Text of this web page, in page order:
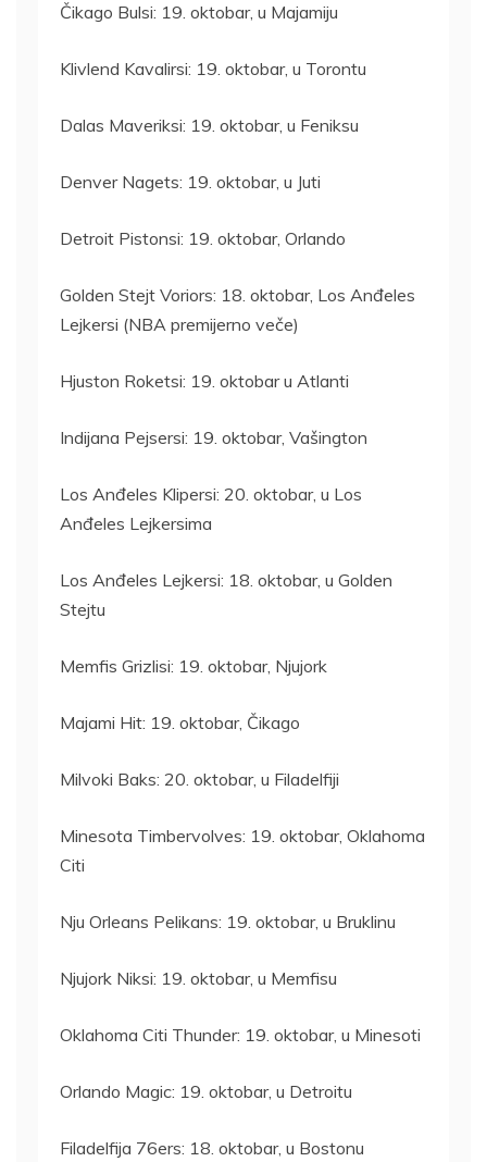
Čikago Bulsi: 19. oktobar, u Majamiju
Klivlend Kavalirsi: 19. oktobar, u Torontu
Dalas Maveriksi: 19. oktobar, u Feniksu
Denver Nagets: 19. oktobar, u Juti
Detroit Pistonsi: 19. oktobar, Orlando
Golden Stejt Voriors: 18. oktobar, Los Anđeles
Lejkersi (NBA premijerno veče)
Hjuston Roketsi: 19. oktobar u Atlanti
Indijana Pejsersi: 19. oktobar, Vašington
Los Anđeles Klipersi: 20. oktobar, u Los
Anđeles Lejkersima
Los Anđeles Lejkersi: 18. oktobar, u Golden
Stejtu
Memfis Grizlisi: 19. oktobar, Njujork
Majami Hit: 19. oktobar, Čikago
Milvoki Baks: 20. oktobar, u Filadelfiji
Minesota Timbervolves: 19. oktobar, Oklahoma
Citi
Nju Orleans Pelikans: 19. oktobar, u Bruklinu
Njujork Niksi: 19. oktobar, u Memfisu
Oklahoma Citi Thunder: 19. oktobar, u Minesoti
Orlando Magic: 19. oktobar, u Detroitu
Filadelfija 76ers: 18. oktobar, u Bostonu